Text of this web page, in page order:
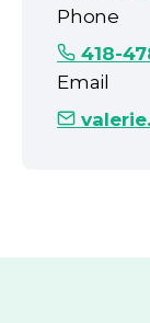
Phone
418-
Email